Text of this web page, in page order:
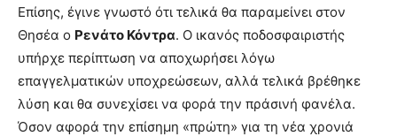
Επίσης, έγινε γνωστό ότι τελικά θα παραμείνει στον
Θησέα ο Ρενάτο Κόντρα. Ο ικανός ποδοσφαιριστής
υπήρχε περίπτωση να αποχωρήσει λόγω
επαγγελματικών υποχρεώσεων, αλλά τελικά βρέθηκε
λύση και θα συνεχίσει να φορά την πράσινή φανέλα.
Όσον αφορά την επίσημη «πρώτη» για τη νέα χρονιά